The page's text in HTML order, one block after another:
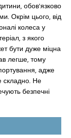
обов’язково
Окрім цього, від
колеса у
з якого
бути дуже міцна
легше, тому
адже
складно. Не
безпечні